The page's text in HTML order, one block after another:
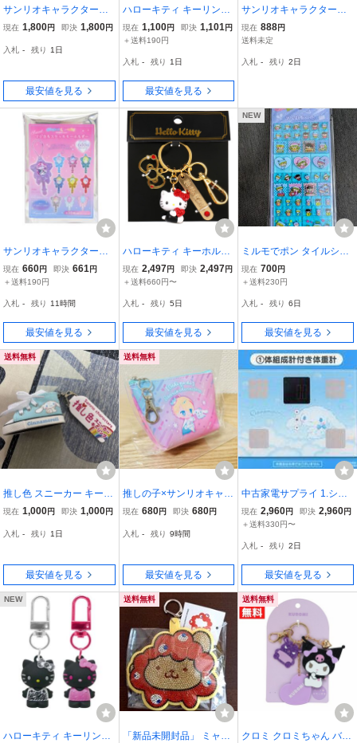
サンリオキャラクターズ
シークレットティーポッ
ト形小物入れ クロミ 3
現在 1,800円 即決 1,800円
入札 - 残り 1日
最安値を見る
ハローキティ キーリング
PVCペアキーホルダー 日
焼けA サンリオ マスコッ
グッズ
現在 1,100円 即決 1,101 円
＋送料190円
入札 - 残り 1日
最安値を見る
サンリオキャラクターズ
宝船 大集合 開運 宝くじ
未開封 ハローキティ 宝く
キャラクターズ
現在 888円
送料未定
入札 - 残り 2日
サンリオキャラクターズ
キーチャーム シークレッ
トマジカルステッキキー
ジュエリー サンリオ ティ
ーズフ
現在 660円 即決 661円
＋送料190円
入札 - 残り 11時間
最安値を見る
ハローキティ キーホルダ
ー ストーン付き立体キー
ホルダー レッド おしゃれ
キャラクター
現在 2,497 円 即決 2,497 円
＋送料660円〜
入札 - 残り 5日
最安値を見る
NEW
ミルモでポン タイルシー
ル 正規品
現在 700円
＋送料230円
入札 - 残り 6日
最安値を見る
送料無料
推し色 スニーカー キーリ
ング シナモロール
現在 1,000円 即決 1,000円
入札 - 残り 1日
最安値を見る
送料無料
推しの子×サンリオキャラ
クターズ 船型ミニポーチ
ル】
現在 680円 即決 680円
入札 - 残り 9時間
最安値を見る
中古家電サプライ 1.シナ
モロール 体組成計付き体
重計 「サンリオ当りくじ
現在 2,960円 即決 2,960円
＋送料330円〜
入札 - 残り 2日
最安値を見る
NEW
ハローキティ キーリング
送料無料
「新品未開封品」 ミャク
送料無料
クロミ クロミちゃん バク